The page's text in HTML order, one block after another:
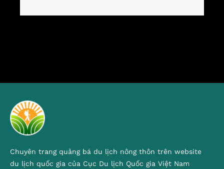
Chuyên trang quảng bá du lịch nông thôn trên website
du lịch quốc gia của Cục Du lịch Quốc gia Việt Nam